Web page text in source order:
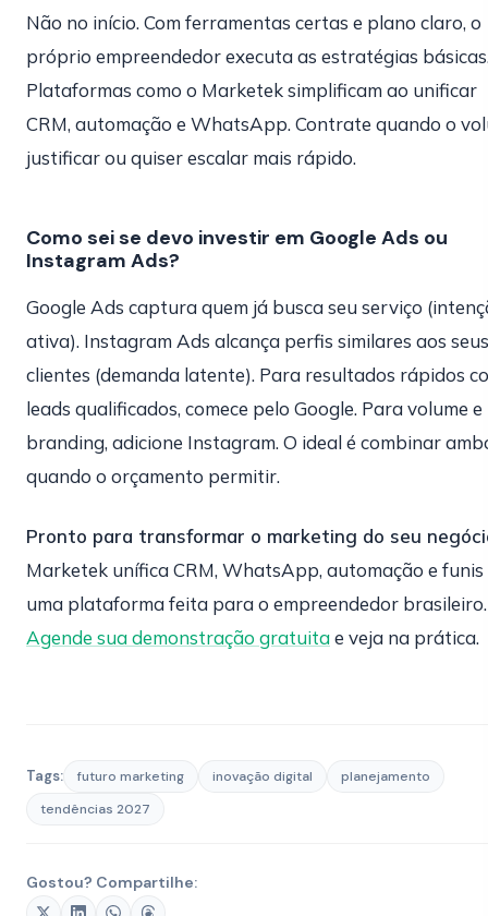
Não no início. Com ferramentas certas e plano claro, o
próprio empreendedor executa as estratégias
Plataformas como o Marketek simplificam ao unificar
CRM, automação e WhatsApp. Contrate quando o
justificar ou quiser escalar mais rápido.
Como sei se devo investir em Google Ads ou
Instagram Ads?
Google Ads captura quem já busca seu serviço
ativa). Instagram Ads alcança perfis similares aos seus
clientes (demanda latente). Para resultados rápidos
leads qualificados, comece pelo Google. Para volume e
branding, adicione Instagram. O ideal é combinar
quando o orçamento permitir.
Pronto para transformar o marketing do seu
Marketek unífica CRM, WhatsApp, automação e funis
uma plataforma feita para o empreendedor brasileiro.
Agende sua demonstração gratuitae veja na prática.
Tags: futuro marketing inovação digital
planejamento
tendências 2027
Gostou? Compartilhe: